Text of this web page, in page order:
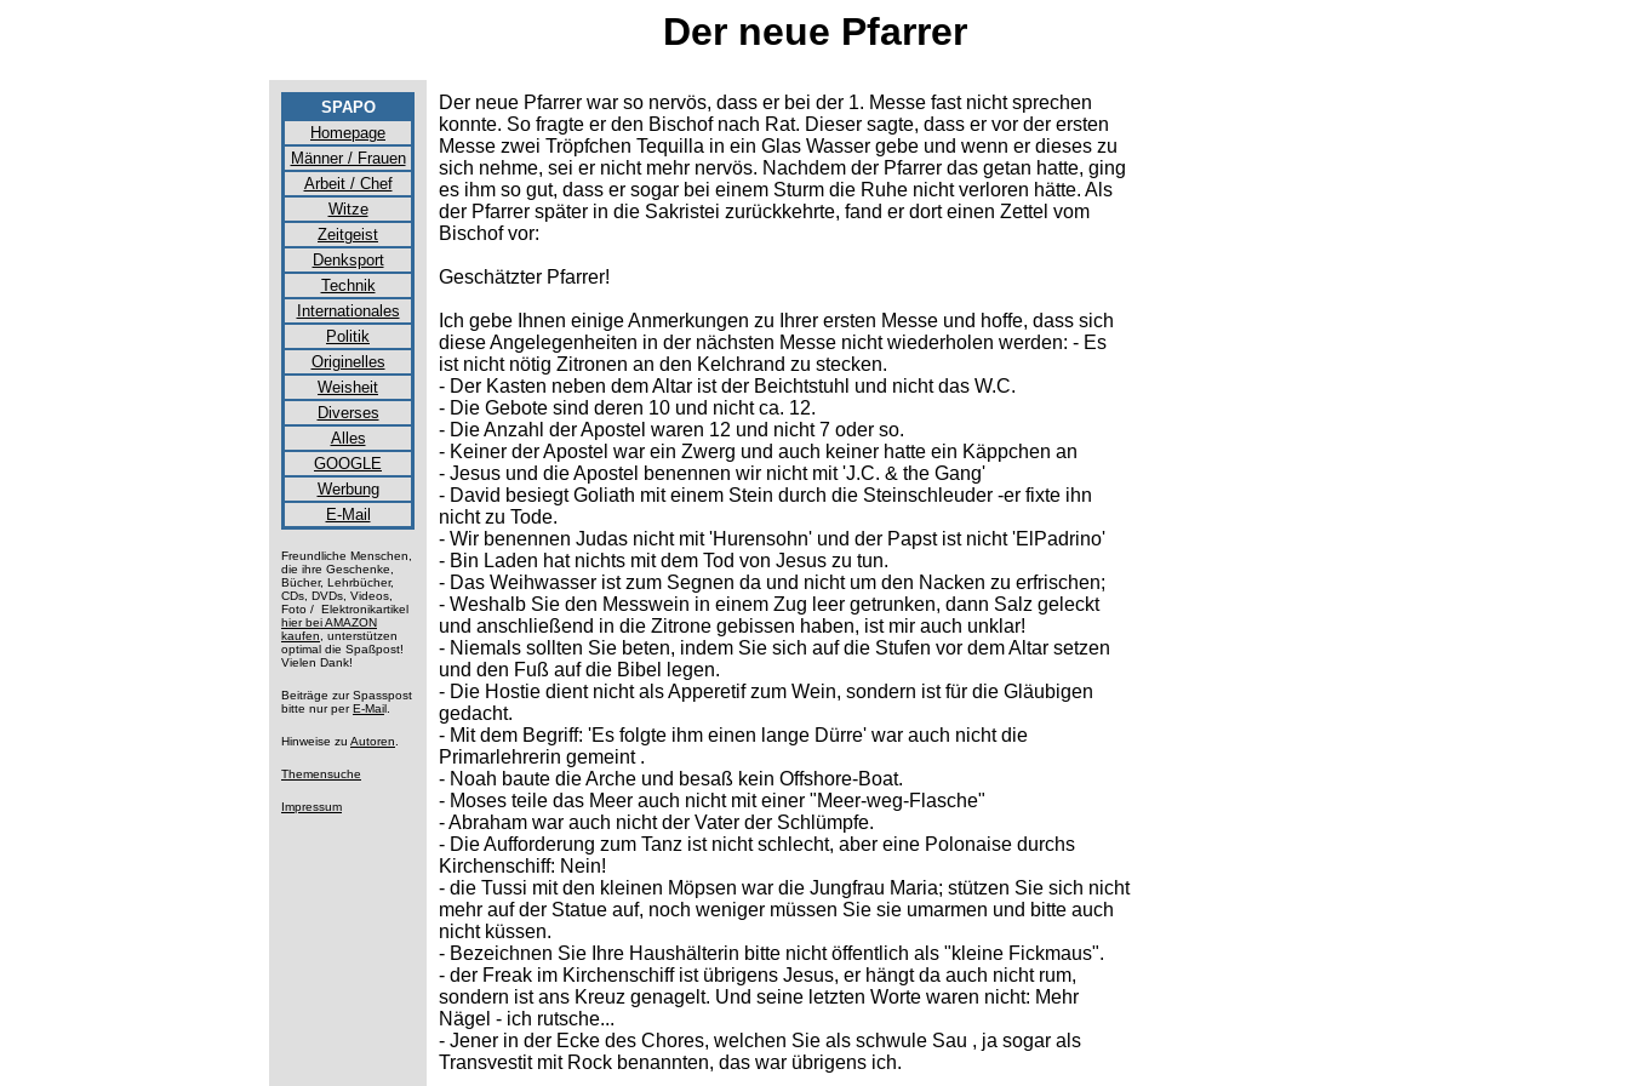
Der neue Pfarrer
SPAPO
Homepage
Männer / Frauen
Arbeit / Chef
Witze
Zeitgeist
Denksport
Technik
Internationales
Politik
Originelles
Weisheit
Diverses
Alles
GOOGLE
Werbung
E-Mail
Freundliche Menschen,
die ihre Geschenke,
Bücher, Lehrbücher,
CDs, DVDs, Videos,
Foto / Elektronikartikel
hier bei AMAZON
kaufen, unterstützen
optimal die Spaßpost!
Vielen Dank!
Beiträge zur Spasspost
bitte nur per E-Mai l.
Hinweise zu Autoren.
Themensuche
Impressum
Der neue Pfarrer war so nervös, dass er bei der 1. Messe fast nicht sprechen
konnte. So fragte er den Bischof nach Rat. Dieser sagte, dass er vor der ersten
Messe zwei Tröpfchen Tequilla in ein Glas Wasser gebe und wenn er dieses zu
sich nehme, sei er nicht mehr nervös. Nachdem der Pfarrer das getan hatte, ging
es ihm so gut, dass er sogar bei einem Sturm die Ruhe nicht verloren hätte. Als
der Pfarrer später in die Sakristei zurückkehrte, fand er dort einen Zettel vom
Bischof vor:
Geschätzter Pfarrer!
Ich gebe Ihnen einige Anmerkungen zu Ihrer ersten Messe und hoffe, dass sich
diese Angelegenheiten in der nächsten Messe nicht wiederholen werden: - Es
ist nicht nötig Zitronen an den Kelchrand zu stecken.
- Der Kasten neben dem Altar ist der Beichtstuhl und nicht das W.C.
- Die Gebote sind deren 10 und nicht ca. 12.
- Die Anzahl der Apostel waren 12 und nicht 7 oder so.
- Keiner der Apostel war ein Zwerg und auch keiner hatte ein Käppchen an
- Jesus und die Apostel benennen wir nicht mit 'J.C. & the Gang'
- David besiegt Goliath mit einem Stein durch die Steinschleuder -er fixte ihn
nicht zu Tode.
- Wir benennen Judas nicht mit 'Hurensohn' und der Papst ist nicht 'ElPadrino'
- Bin Laden hat nichts mit dem Tod von Jesus zu tun.
- Das Weihwasser ist zum Segnen da und nicht um den Nacken zu erfrischen;
- Weshalb Sie den Messwein in einem Zug leer getrunken, dann Salz geleckt
und anschließend in die Zitrone gebissen haben, ist mir auch unklar!
- Niemals sollten Sie beten, indem Sie sich auf die Stufen vor dem Altar setzen
und den Fuß auf die Bibel legen.
- Die Hostie dient nicht als Apperetif zum Wein, sondern ist für die Gläubigen
gedacht.
- Mit dem Begriff: 'Es folgte ihm einen lange Dürre' war auch nicht die
Primarlehrerin gemeint .
- Noah baute die Arche und besaß kein Offshore-Boat.
- Moses teile das Meer auch nicht mit einer "Meer-weg-Flasche"
- Abraham war auch nicht der Vater der Schlümpfe.
- Die Aufforderung zum Tanz ist nicht schlecht, aber eine Polonaise durchs
Kirchenschiff: Nein!
- die Tussi mit den kleinen Möpsen war die Jungfrau Maria; stützen Sie sich nicht
mehr auf der Statue auf, noch weniger müssen Sie sie umarmen und bitte auch
nicht küssen.
- Bezeichnen Sie Ihre Haushälterin bitte nicht öffentlich als "kleine Fickmaus".
- der Freak im Kirchenschiff ist übrigens Jesus, er hängt da auch nicht rum,
sondern ist ans Kreuz genagelt. Und seine letzten Worte waren nicht: Mehr
Nägel - ich rutsche...
- Jener in der Ecke des Chores, welchen Sie als schwule Sau , ja sogar als
Transvestit mit Rock benannten, das war übrigens ich.